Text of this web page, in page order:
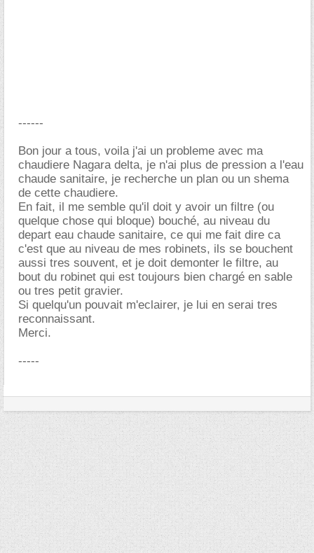
------
Bon jour a tous, voila j'ai un probleme avec ma
chaudiere Nagara delta, je n'ai plus de pression a l'eau
chaude sanitaire, je recherche un plan ou un shema
de cette chaudiere.
En fait, il me semble qu'il doit y avoir un filtre (ou
quelque chose qui bloque) bouché, au niveau du
depart eau chaude sanitaire, ce qui me fait dire ca
c'est que au niveau de mes robinets, ils se bouchent
aussi tres souvent, et je doit demonter le filtre, au
bout du robinet qui est toujours bien chargé en sable
ou tres petit gravier.
Si quelqu'un pouvait m'eclairer, je lui en serai tres
reconnaissant.
Merci.
-----